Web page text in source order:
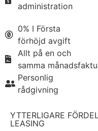
administration
0% I Första
förhöjd avgift
Allt på en och
samma
Personlig
rådgivning
YTTERLIGARE
LEASING